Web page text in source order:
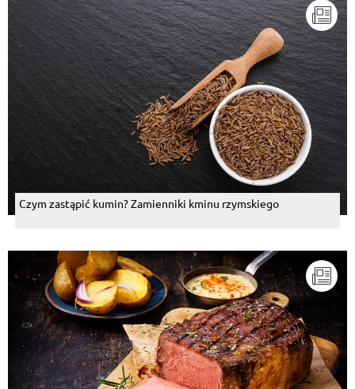
Czym zastąpić kumin? Zamienniki kminu rzymskiego